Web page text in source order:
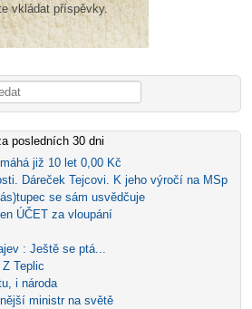
vkládat příspěvky.
posledních 30 dni
již 10 let 0,00 Kč
Dáreček Tejcovi. K jeho výročí na MSp
se sám usvědčuje
ÚČET za vloupání
: Ještě se ptá...
Teplic
i národa
ministr na světě